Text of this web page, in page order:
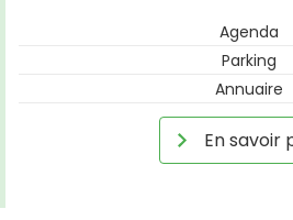
Agenda
Parking
Annuaire
En savoir